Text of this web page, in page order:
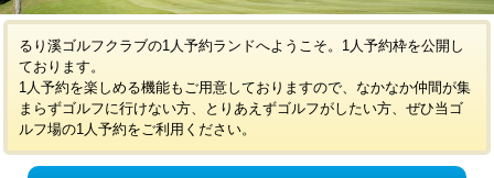
るり溪ゴルフクラブの1人予約ランドへようこそ。1人予約枠を公開し
ております。
1人予約を楽しめる機能もご用意しておりますので、なかなか仲間が集
まらずゴルフに行けない方、とりあえずゴルフがしたい方、ぜひ当ゴ
ルフ場の1人予約をご利用ください。